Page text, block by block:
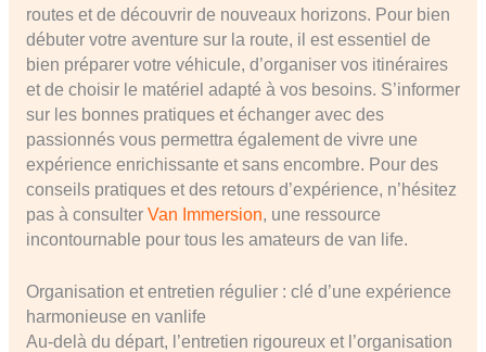
routes et de découvrir de nouveaux horizons. Pour bien
débuter votre aventure sur la route, il est essentiel de
bien préparer votre véhicule, d’organiser vos itinéraires
et de choisir le matériel adapté à vos besoins. S’informer
sur les bonnes pratiques et échanger avec des
passionnés vous permettra également de vivre une
expérience enrichissante et sans encombre. Pour des
conseils pratiques et des retours d’expérience, n’hésitez
pas à consulter Van Immersion, une ressource
incontournable pour tous les amateurs de van life.
Organisation et entretien régulier : clé d’une expérience
harmonieuse en vanlife
Au-delà du départ, l’entretien rigoureux et l’organisation